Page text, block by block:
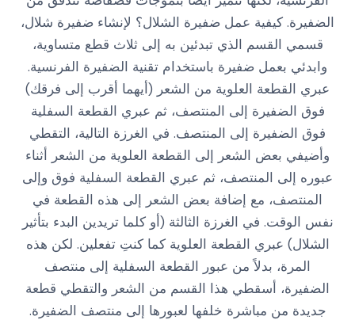
الضفيرة. كيفية عمل ضفيرة الشلال؟ لإنشاء ضفيرة شلال،
قسمي القسم الذي تبدئين به إلى ثلاث قطع متساوية،
وابدئي بعمل ضفيرة باستخدام تقنية الضفيرة الفرنسية.
عبري القطعة العلوية من الشعر (أيهما أقرب إلى فرقك)
فوق الضفيرة إلى المنتصف، ثم عبري القطعة السفلية
فوق الضفيرة إلى المنتصف. في الغرزة التالية، التقطي
وأضيفي بعض الشعر إلى القطعة العلوية من الشعر أثناء
عبوره إلى المنتصف، ثم عبري القطعة السفلية فوق وإلى
المنتصف، مع إضافة بعض الشعر إلى هذه القطعة في
نفس الوقت. في الغرزة الثالثة (أو كلما تريدين البدء بتأثير
الشلال) عبري القطعة العلوية كما كنتِ تفعلين. لكن هذه
المرة، بدلاً من عبور القطعة السفلية إلى منتصف
الضفيرة، أسقطي هذا القسم من الشعر والتقطي قطعة
جديدة من مباشرة خلفها لعبورها إلى منتصف الضفيرة.